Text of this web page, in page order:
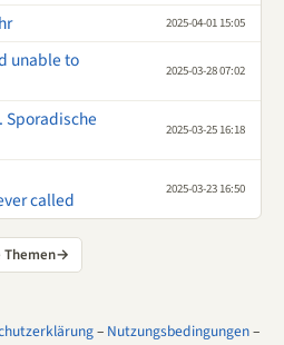
2025-04-01 15:05
unable to
2025-03-28 07:02
Sporadische
2025-03-25 16:18
called
2025-03-23 16:50
→
– Nutzungsbedingungen–